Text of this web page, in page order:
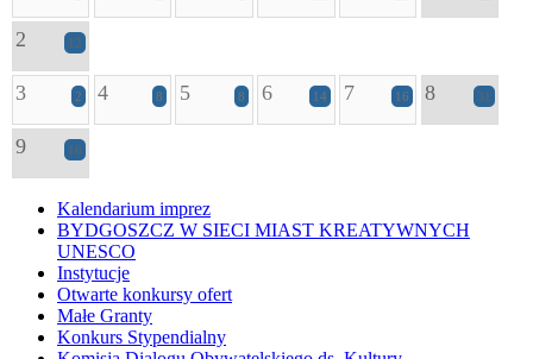
2 12
3 2 4 8 5 8 6 14 7 16 8 31
9 16
Kalendarium imprez
BYDGOSZCZ W SIECI MIAST KREATYWNYCH
UNESCO
Instytucje
Otwarte konkursy ofert
Małe Granty
Konkurs Stypendialny